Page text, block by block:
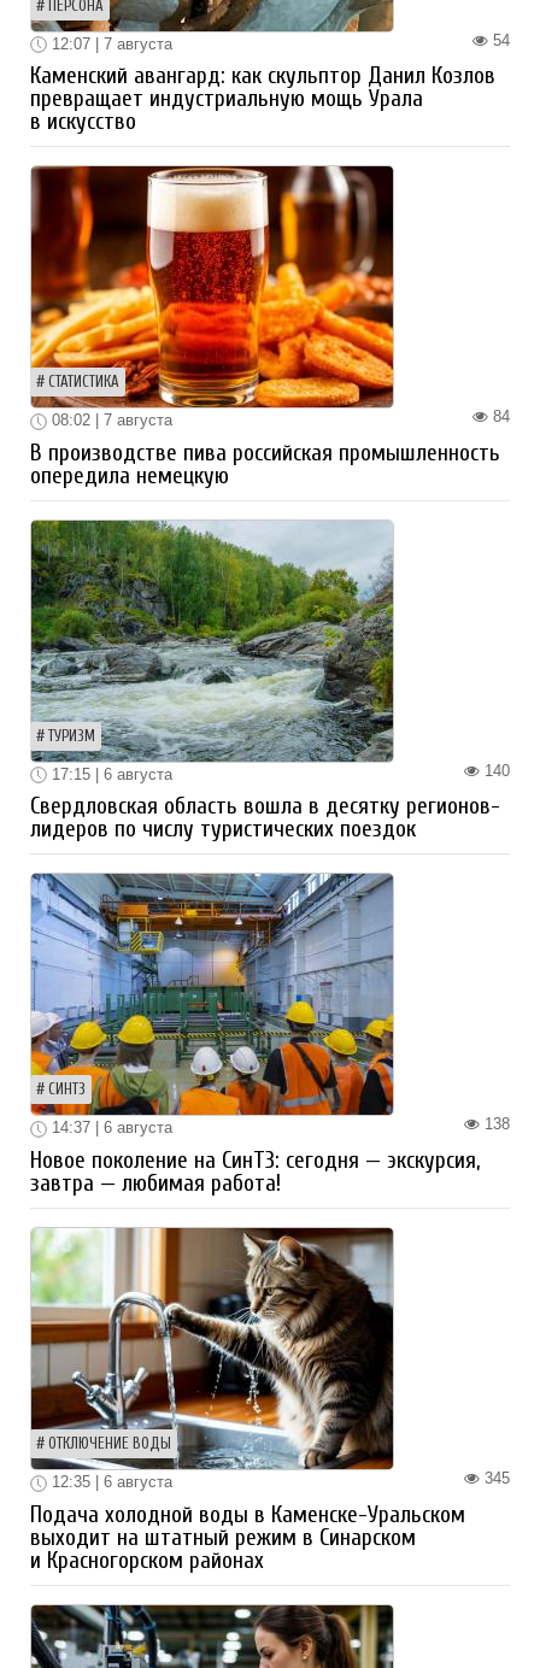
ПЕРСОНА
54
12:07 | 7 августа
Каменский авангард: как скульптор Данил Козлов
превращает индустриальную мощь Урала
в искусство
СТАТИСТИКА
84
08:02 | 7 августа
В производстве пива российская промышленность
опередила немецкую
ТУРИЗМ
140
17:15 | 6 августа
Свердловская область вошла в десятку регионов-
лидеров по числу туристических поездок
СИНТЗ
138
14:37 | 6 августа
Новое поколение на СинТЗ: сегодня — экскурсия,
завтра — любимая работа!
ОТКЛЮЧЕНИЕ ВОДЫ
345
12:35 | 6 августа
Подача холодной воды в Каменске-Уральском
выходит на штатный режим в Синарском
и Красногорском районах